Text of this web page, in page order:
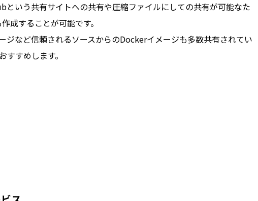
いう共有サイトへの共有や圧縮ファイルにしての共有が可能なた
成することが可能です。
など信頼されるソースからのDockerイメージも多数共有されてい
すすめします。